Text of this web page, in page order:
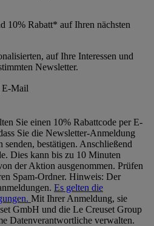
10% Rabatt* auf Ihren nächsten
auf Ihre Interessen und
Newsletter.
E-Mail
Sie einen 10% Rabattcode per E-
Sie die Newsletter-Anmeldung
bestätigen. Anschließend
Dies kann bis zu 10 Minuten
der Aktion ausgenommen. Prüfen
Spam-Ordner. Hinweis: Der
Es gelten die
Mit Ihrer Anmeldung, sie
GmbH und die Le Creuset Group
Datenverantwortliche verwalten.